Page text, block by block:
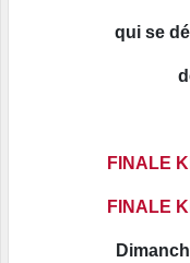
qui se
FINALE
FINALE